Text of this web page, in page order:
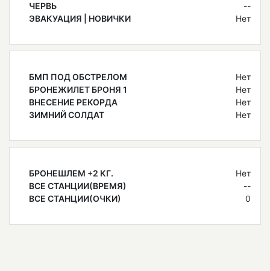
ЧЕРВЬ
--
ЭВАКУАЦИЯ | НОВИЧКИ
Нет
БМП ПОД ОБСТРЕЛОМ
Нет
БРОНЕЖИЛЕТ БРОНЯ 1
Нет
ВНЕСЕНИЕ РЕКОРДА
Нет
ЗИМНИЙ СОЛДАТ
Нет
БРОНЕШЛЕМ +2 КГ.
Нет
ВСЕ СТАНЦИИ(ВРЕМЯ)
--
ВСЕ СТАНЦИИ(ОЧКИ)
0